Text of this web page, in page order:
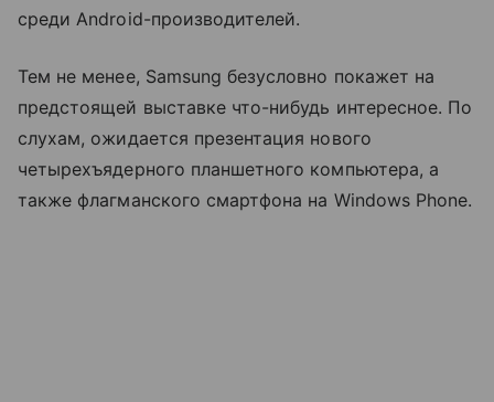
среди Android-производителей.
Тем не менее, Samsung безусловно покажет на
предстоящей выставке что-нибудь интересное. По
слухам, ожидается презентация нового
четырехъядерного планшетного компьютера, а
также флагманского смартфона на Windows Phone.